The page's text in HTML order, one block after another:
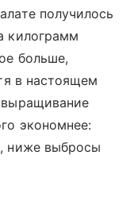
получилось
килограмм
больше,
в настоящем
экономнее:
ниже выбросы